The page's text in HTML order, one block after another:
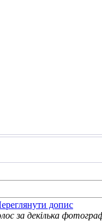
за декілька